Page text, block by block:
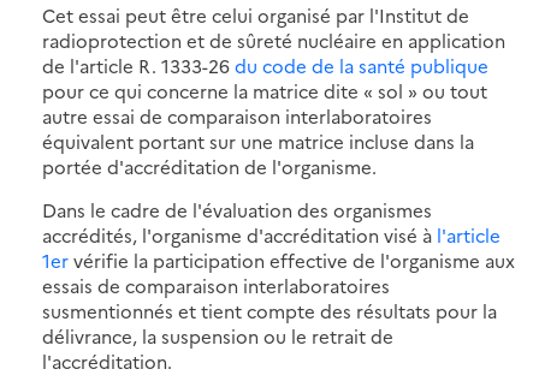
Cet essai peut être celui organisé par l'Institut de
radioprotection et de sûreté nucléaire en application
de l'article R. 1333-26du code de la santé publique
pour ce qui concerne la matrice dite « sol » ou tout
autre essai de comparaison interlaboratoires
équivalent portant sur une matrice incluse dans la
portée d'accréditation de l'organisme.
Dans le cadre de l'évaluation des organismes
accrédités, l'organisme d'accréditation visé à l'article
1ervérifie la participation effective de l'organisme aux
essais de comparaison interlaboratoires
susmentionnés et tient compte des résultats pour la
délivrance, la suspension ou le retrait de
l'accréditation.